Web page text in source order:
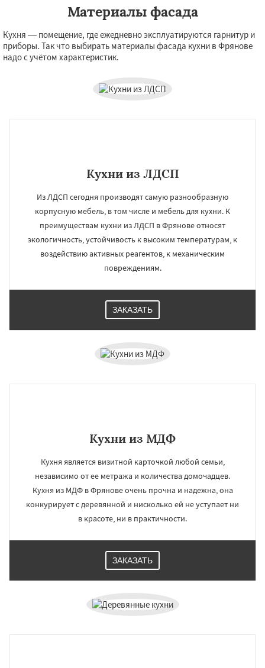
Материалы фасада
Кухня — помещение, где ежедневно эксплуатируются гарнитур и
приборы. Так что выбирать материалы фасада кухни в Фрянове
надо с учётом характеристик.
Кухни из ЛДСП
Из ЛДСП сегодня производят самую разнообразную
корпусную мебель, в том числе и мебель для кухни. К
преимуществам кухни из ЛДСП в Фрянове относят
экологичность, устойчивость к высоким температурам, к
воздействию активных реагентов, к механическим
повреждениям.
ЗАКАЗАТЬ
Кухни из МДФ
Кухня является визитной карточкой любой семьи,
независимо от ее метража и количества домочадцев.
Кухня из МДФ в Фрянове очень прочна и надежна, она
конкурирует с деревянной и нисколько ей не уступает ни
в красоте, ни в практичности.
ЗАКАЗАТЬ